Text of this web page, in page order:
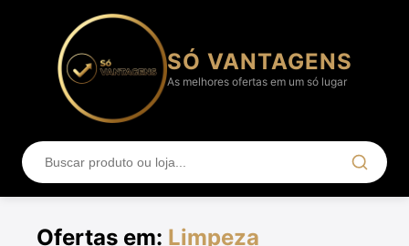
SÓ VANTAGENS
As melhores ofertas em um só lugar
Ofertas em: Limpeza